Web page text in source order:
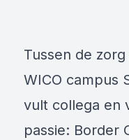
Tussen de
WICO campus
vult collega en
passie: Border